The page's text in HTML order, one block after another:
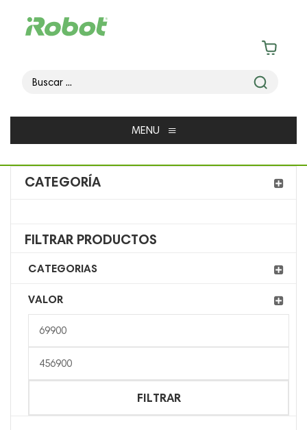
MENU ≡
CATEGORÍA
FILTRAR PRODUCTOS
CATEGORIAS
VALOR
mínimo
máximo
FILTRAR